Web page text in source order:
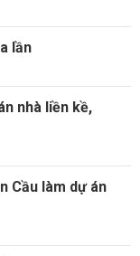
lần
nhà liền kề,
Cầu làm dự án